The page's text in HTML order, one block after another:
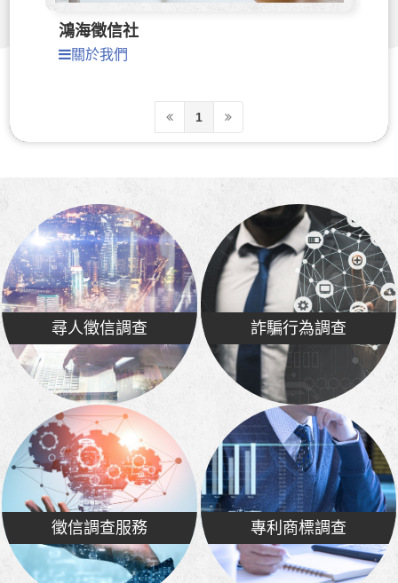
鴻海徵信社
關於我們
1
尋人徵信調查 詐騙行為調查
徵信調查服務 專利商標調查